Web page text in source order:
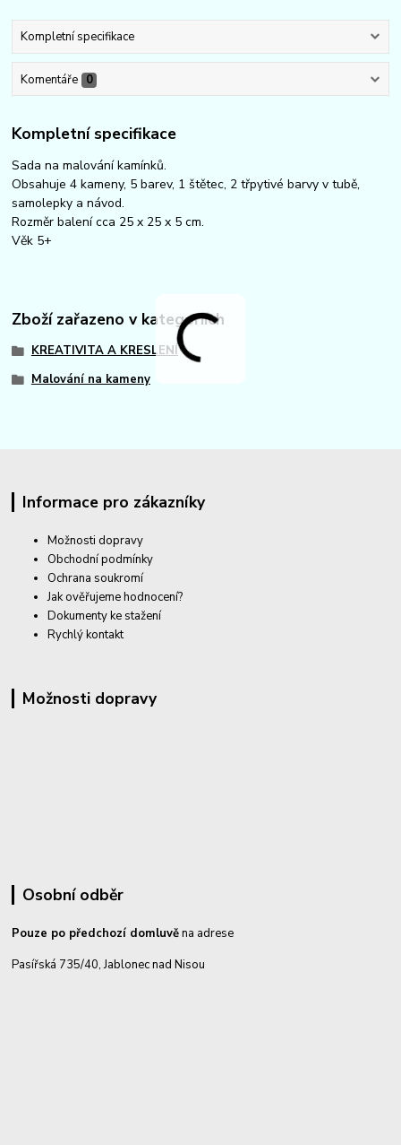
Kompletní specifikace
Komentáře 0
Kompletní specifikace
Sada na malování kamínků.
Obsahuje 4 kameny, 5 barev, 1 štětec, 2 třpytivé barvy v tubě,
samolepky a návod.
Rozměr balení cca 25 x 25 x 5 cm.
Věk 5+
Zboží zařazeno v kategoriích
KREATIVITA A KRESLENÍ
Malování na kameny
Informace pro zákazníky
Možnosti dopravy
Obchodní podmínky
Ochrana soukromí
Jak ověřujeme hodnocení?
Dokumenty ke stažení
Rychlý kontakt
Možnosti dopravy
Osobní odběr
Pouze po předchozí domluvěna adrese
Pasířská 735/40, Jablonec nad Nisou